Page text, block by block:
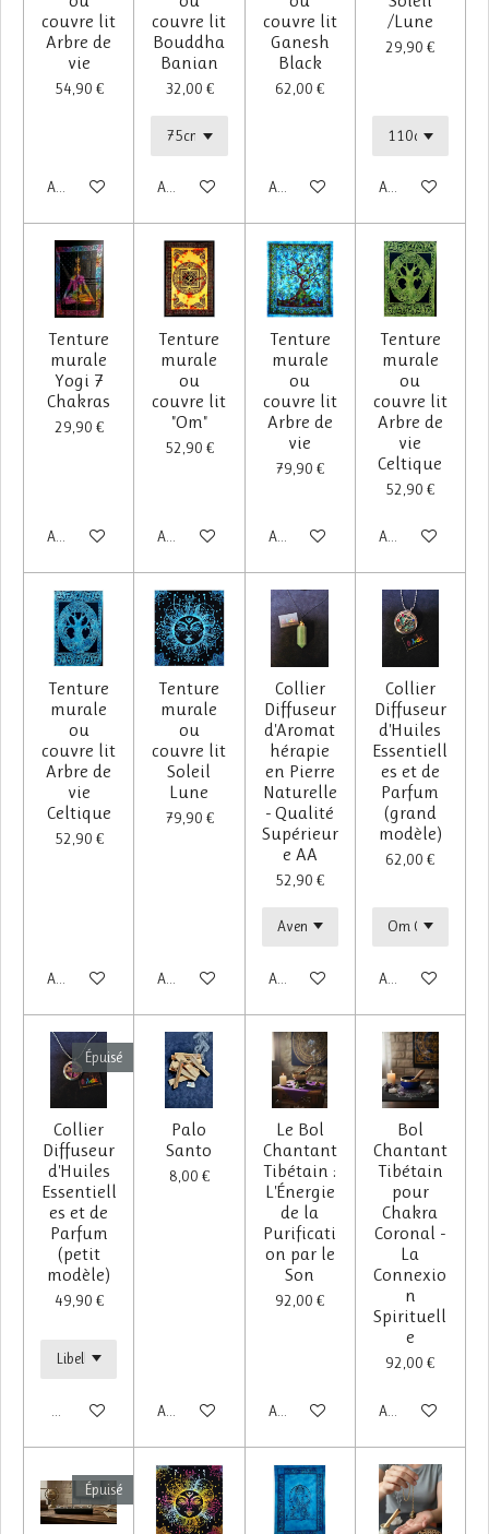
couvre lit
Arbre de
vie
54,90 €
Ajouter au panier
couvre lit
Bouddha
Banian
32,00 €
Ajouter au panier
couvre lit
Ganesh
Black
62,00 €
Ajouter au panier
/Lune
29,90 €
Ajouter au panier
Tenture
murale
Yogi 7
Chakras
29,90 €
Ajouter au panier
Tenture
murale
ou
couvre lit
"Om"
52,90 €
Ajouter au panier
Tenture
murale
ou
couvre lit
Arbre de
vie
79,90 €
Ajouter au panier
Tenture
murale
ou
couvre lit
Arbre de
vie
Celtique
52,90 €
Ajouter au panier
Tenture
murale
ou
couvre lit
Arbre de
vie
Celtique
52,90 €
Ajouter au panier
Tenture
murale
ou
couvre lit
Soleil
Lune
79,90 €
Ajouter au panier
Collier
Diffuseur
d'Aromat
hérapie
en Pierre
Naturelle
- Qualité
Supérieur
e AA
52,90 €
Ajouter au panier
Collier
Diffuseur
d'Huiles
Essentiell
es et de
Parfum
(grand
modèle)
62,00 €
Ajouter au panier
Épuisé
Collier
Diffuseur
d'Huiles
Essentiell
es et de
Parfum
(petit
modèle)
49,90 €
M'avertir si disponible
Palo
Santo
8,00 €
Ajouter au panier
Le Bol
Chantant
Tibétain :
L'Énergie
de la
Purificati
on par le
Son
92,00 €
Ajouter au panier
Bol
Chantant
Tibétain
pour
Chakra
Coronal -
La
Connexio
n
Spirituell
e
92,00 €
Ajouter au panier
Épuisé